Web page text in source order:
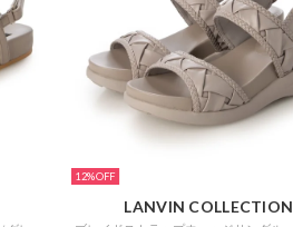
12%
LANVIN COLLECTION